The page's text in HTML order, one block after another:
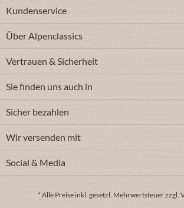
Kundenservice
Über Alpenclassics
Vertrauen & Sicherheit
Sie finden uns auch in
Sicher bezahlen
Wir versenden mit
Social & Media
* Alle Preise inkl. gesetzl. Mehrwertsteuer zzgl.